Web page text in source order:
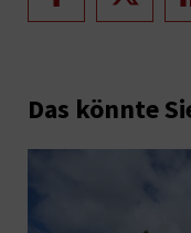
Das könnte